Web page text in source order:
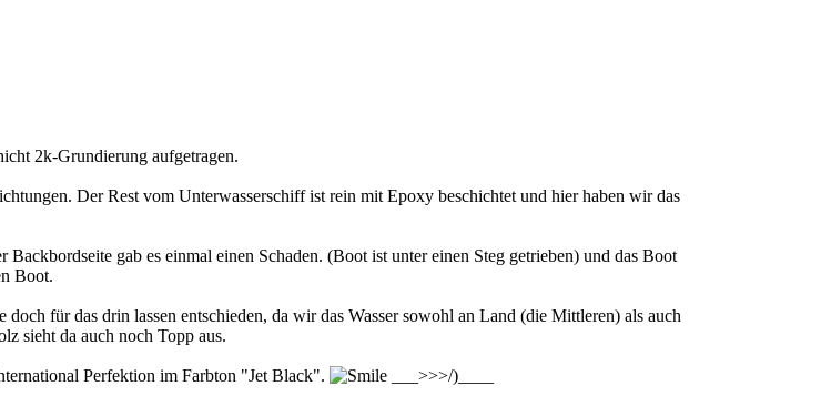
2k-Grundierung aufgetragen.
Der Rest vom Unterwasserschiff ist rein mit Epoxy beschichtet und hier haben wir das
gab es einmal einen Schaden. (Boot ist unter einen Steg getrieben) und das Boot
Boot.
für das drin lassen entschieden, da wir das Wasser sowohl an Land (die Mittleren) als auch
sieht da auch noch Topp aus.
Perfektion im Farbton "Jet Black". ___>>>/)____